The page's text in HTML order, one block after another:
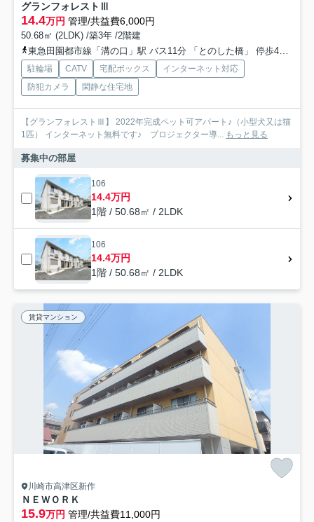
グランフォレストⅢ
14.4万円 管理/共益費6,000円
50.68㎡ (2LDK) /築3年 /2階建
東急田園都市線「溝の口」駅 バス11分 「とのした橋」 停歩4分
駐輪場 CATV 宅配ボックス
インターネット対応
防犯カメラ
閑静な住宅地
【グランフォレストⅢ】 2022年完成ペット可アパート♪（小型犬又は猫
1匹） インターネット無料です♪ プロジェクター導... もっと見る
募集中の部屋
106
14.4万円
1階 / 50.68㎡ / 2LDK
106
14.4万円
1階 / 50.68㎡ / 2LDK
賃貸マンション
川崎市高津区新作
ＮＥＷＯＲＫ
15.9万円 管理/共益費11,000円